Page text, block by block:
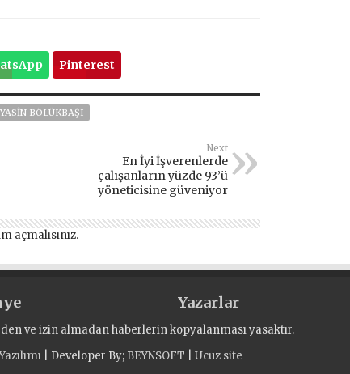
Pinterest
BÖLÜKBAŞI
Next
En İyi İşverenlerde
çalışanların yüzde 93’ü
yöneticisine güveniyor
açmalısınız.
Yazarlar
ve izin almadan haberlerin kopyalanması yasaktır.
| Developer By; BEYNSOFT Ucuz site